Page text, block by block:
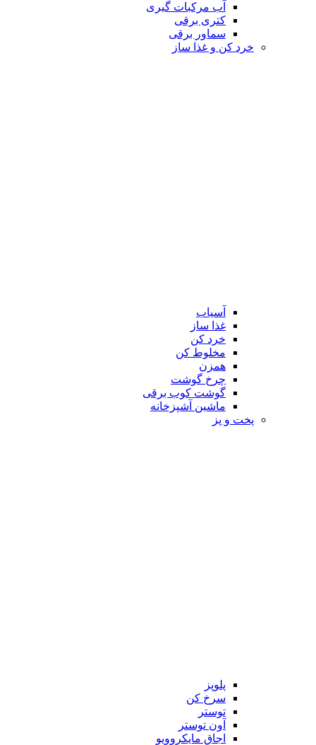
آب مرکبات گیری
کتری برقی
سماور برقی
خرد کن و غذا ساز
آسیاب
غذا ساز
خرد کن
مخلوط کن
همزن
چرخ گوشت
گوشت کوب برقی
ماشین آشپزخانه
پخت و پز
پلوپز
سرخ کن
توستر
آون توستر
اجاق مایکروویو